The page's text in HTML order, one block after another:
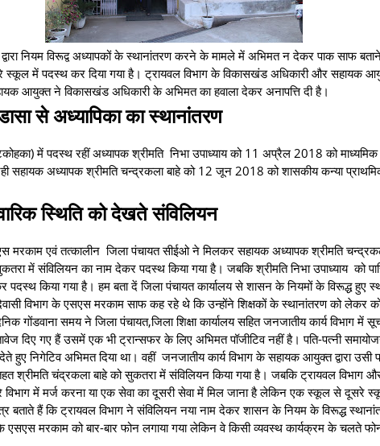
नियम विरूद्व अध्यापकों के स्थानांतरण करने के मामले में अभिमत न देकर पाक साफ
में पदस्थ कर दिया गया है। ट्रायवल विभाग के विकासखंड अधिकारी और सहायक
आयुक्त ने विकासखंड अधिकारी के अभिमत का हवाला देकर अनापत्ति दी है।
से अध्यापिका का स्थानांतरण
में पदस्थ रहीं अध्यापक श्रीमति निभा उपाध्याय को 11 अप्रैल 2018 को
सहायक अध्यापक श्रीमति चन्द्रकला बाहे को 12 जून 2018 को शासकीय कन्या
स्थिति को देखते संविलियन
मरकाम एवं तत्कालीन जिला पंचायत सीईओ ने मिलकर सहायक अध्यापक श्रीमति
में संविलियन का नाम देकर पदस्थ किया गया है। जबकि श्रीमति निभा उपाध्याय को
पदस्थ किया गया है। हम बता दें जिला पंचायत कार्यालय से शासन के नियमों के विरूद्ध हुए
विभाग के एसएस मरकाम साफ कह रहे थे कि उन्होंने शिक्षकों के स्थानांतरण को लेकर
समय ने जिला पंचायत,जिला शिक्षा कार्यालय सहित जनजातीय कार्य विभाग में
दिए गए हैं उसमें एक भी ट्रान्सफर के लिए अभिमत पॉजीटिव नहीं है। पति-पत्नी
हुए निगेटिव अभिमत दिया था। वहीं जनजातीय कार्य विभाग के सहायक आयुक्त द्वारा उसी
श्रीमति चंद्रकला बाहे को सुकतरा में संविलियन किया गया है। जबकि ट्रायवल विभाग
विभाग में मर्ज करना या एक सेवा का दूसरी सेवा में मिल जाना है लेकिन एक स्कूल से दूसरे
बताते हैं कि ट्रायवल विभाग ने संविलियन नया नाम देकर शासन के नियम के विरूद्ध
मरकाम को बार-बार फोन लगाया गया लेकिन वे किसी व्यवस्थ कार्यक्रम के चलते फोन